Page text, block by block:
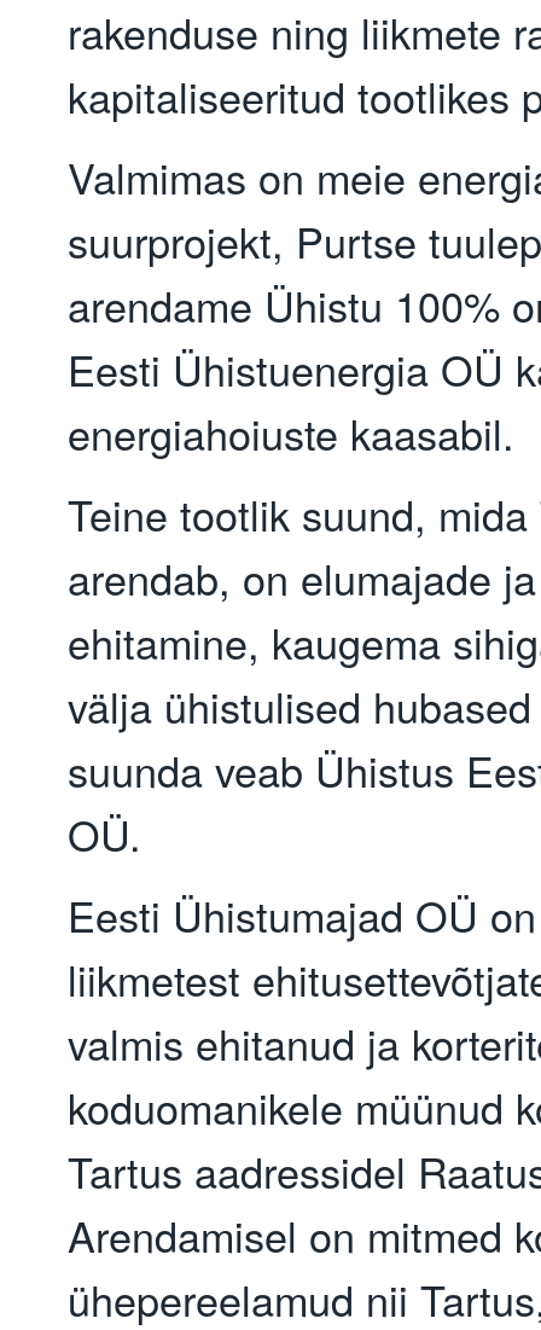
rakenduse ning liikmete
kapitaliseeritud tootlikes
Valmimas on meie
suurprojekt, Purtse
arendame Ühistu 100%
Eesti Ühistuenergia OÜ
energiahoiuste kaasabil.
Teine tootlik suund,
arendab, on elumajade
ehitamine, kaugema
välja ühistulised
suunda veab Ühistus
OÜ.
Eesti Ühistumajad OÜ
liikmetest
valmis ehitanud ja
koduomanikele müünud
Tartus aadressidel
Arendamisel on mitmed
ühepereelamud nii